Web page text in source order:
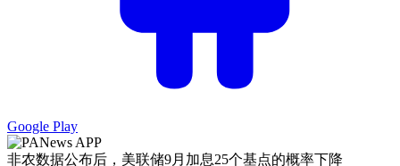
Google Play
非农数据公布后，美联储9月加息25个基点的概率下降